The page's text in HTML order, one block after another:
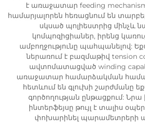
է առաջատար feeding
համարյալորեն հեռացնում են
սկսած պոլիեստրից մինչև
կոմպոզիցիաներ, իրենց
ամբողջությունը պահպանելով:
ներառում է բազմաթիվ tension
ավտոմատացված winding
առաջատար համարձակման
հետևում են գլուխի շարժմանը
գործողության ընթացքում:
ինտերֆեյսը թույլ է տալիս
փոխարինել պարամետրերի